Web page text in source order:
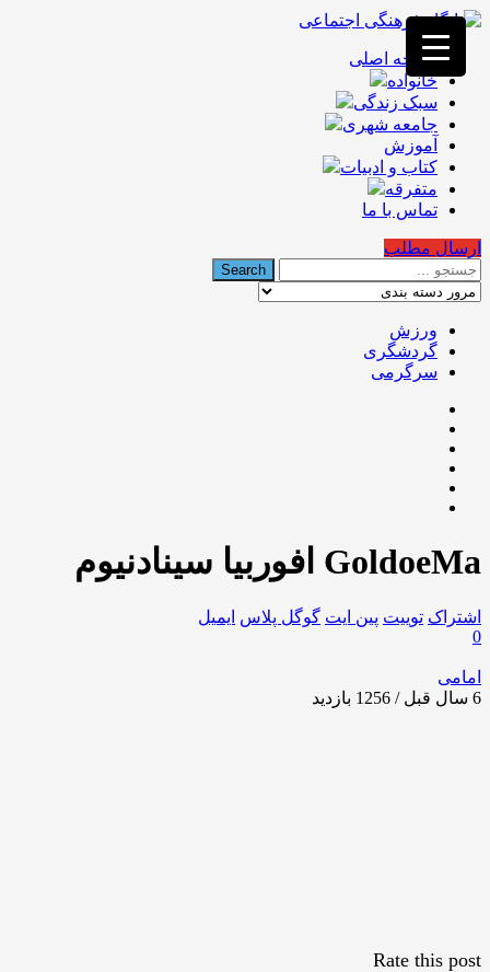
فصد
خون
غرب
تهران
خشکشویی
تصفیه
جرثقیل
برقی
طراحی
vip
امداد
باتری
صفحه اصلی
خانواده
سبک زندگی
جامعه شهری
آموزش
کتاب و ادبیات
متفرقه
تماس با ما
ارسال مطلب
ورزش
گردشگری
سرگرمی
GoldoeMa افوربیا سینادنیوم
اشتراک توییت پین ایت گوگل‌ پلاس ایمیل
0
امامی
6 سال قبل / 1256
بازدید
Rate this post